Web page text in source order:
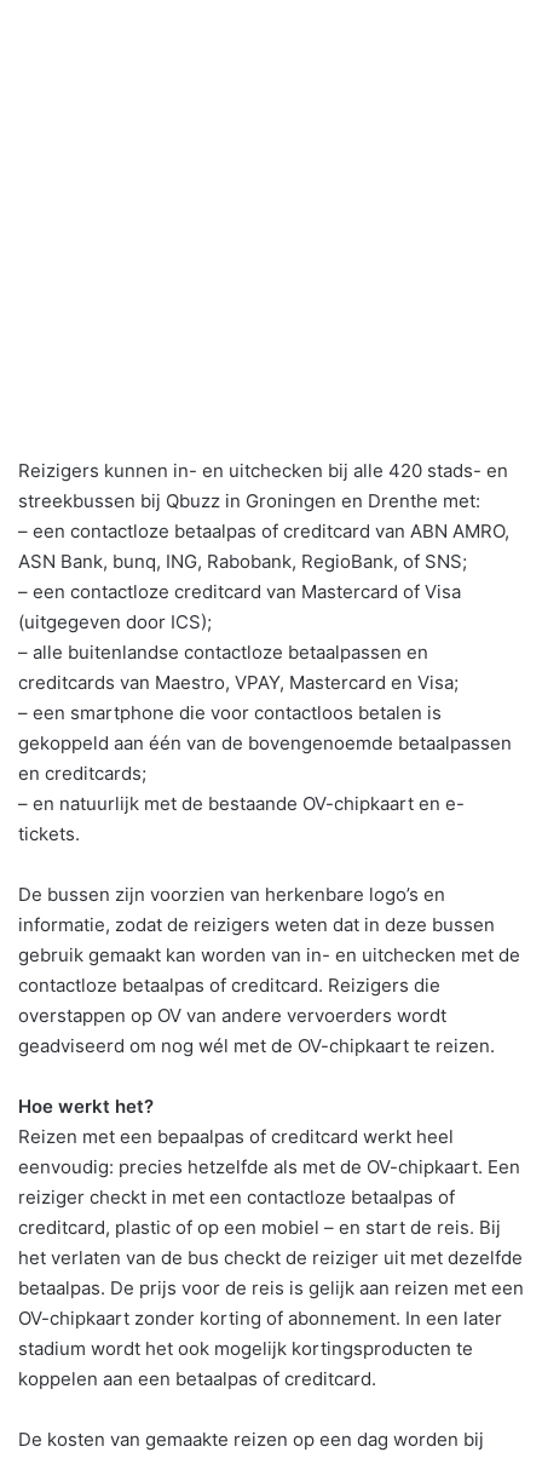
Reizigers kunnen in- en uitchecken bij alle 420 stads- en
streekbussen bij Qbuzz in Groningen en Drenthe met:
– een contactloze betaalpas of creditcard van ABN AMRO,
ASN Bank, bunq, ING, Rabobank, RegioBank, of SNS;
– een contactloze creditcard van Mastercard of Visa
(uitgegeven door ICS);
– alle buitenlandse contactloze betaalpassen en
creditcards van Maestro, VPAY, Mastercard en Visa;
– een smartphone die voor contactloos betalen is
gekoppeld aan één van de bovengenoemde betaalpassen
en creditcards;
– en natuurlijk met de bestaande OV-chipkaart en e-
tickets.
De bussen zijn voorzien van herkenbare logo’s en
informatie, zodat de reizigers weten dat in deze bussen
gebruik gemaakt kan worden van in- en uitchecken met de
contactloze betaalpas of creditcard. Reizigers die
overstappen op OV van andere vervoerders wordt
geadviseerd om nog wél met de OV-chipkaart te reizen.
Hoe werkt het?
Reizen met een bepaalpas of creditcard werkt heel
eenvoudig: precies hetzelfde als met de OV-chipkaart. Een
reiziger checkt in met een contactloze betaalpas of
creditcard, plastic of op een mobiel – en start de reis. Bij
het verlaten van de bus checkt de reiziger uit met dezelfde
betaalpas. De prijs voor de reis is gelijk aan reizen met een
OV-chipkaart zonder korting of abonnement. In een later
stadium wordt het ook mogelijk kortingsproducten te
koppelen aan een betaalpas of creditcard.
De kosten van gemaakte reizen op een dag worden bij